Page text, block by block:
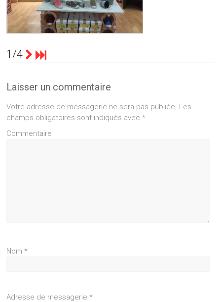
1/4
Laisser un commentaire
Votre adresse de messagerie ne sera pas publiée. Les
champs obligatoires sont indiqués avec*
Commentaire
Nom*
Adresse de messagerie*